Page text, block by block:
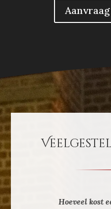
Hoeveel kost